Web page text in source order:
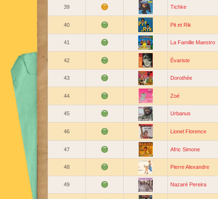
39 Tichke
40 Pit et Rik
41 La Famille Maestro
42 Évariste
43 Dorothée
44 Zoé
45 Urbanus
46 Lionel Florence
47 Afric Simone
48 Pierre Alexandre
49 Nazaré Pereira